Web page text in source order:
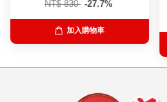
NT$ 830 -27.7%
加入購物車